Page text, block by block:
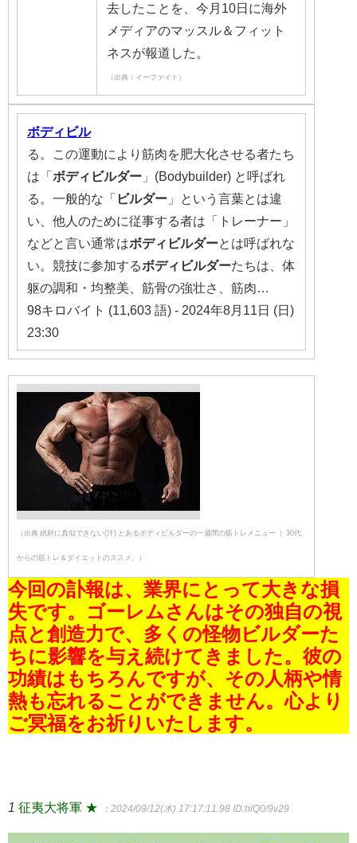
去したことを、今月10日に海外
メディアのマッスル＆フィット
ネスが報道した。
（出典：イーファイト）
ボディビル
る。この運動により筋肉を肥大化させる者たち
は「 ボディビルダー 」(Bodybuilder) と呼ばれ
る。一般的な「 ビルダー 」という言葉とは違
い、他人のために従事する者は「トレーナー」
などと言い通常はボディビルダーとは呼ばれな
い。競技に参加するボディビルダーたちは、体
躯の調和・均整美、筋骨の強壮さ、筋肉…
98キロバイト (11,603 語) - 2024年8月11日 (日)
23:30
（出典 絶対に真似できない(汗) とあるボディビルダーの一週間の筋トレメニュー ｜ 30代
からの筋トレ＆ダイエットのススメ。）
今回の訃報は、業界にとって大きな損
失です。ゴーレムさんはその独自の視
点と創造力で、多くの怪物ビルダーた
ちに影響を与え続けてきました。彼の
功績はもちろんですが、その人柄や情
熱も忘れることができません。心より
ご冥福をお祈りいたします。
1 征夷大将軍 ★ ：2024/09/12(木) 17:17:11.98 ID:hiQ0/9v29